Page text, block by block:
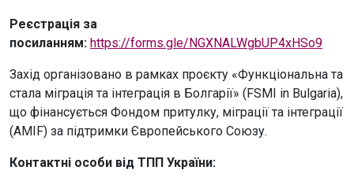
Реєстрація за
посиланням: https://forms.gle/NGXNALWgbUP4xHSo9
Захід організовано в рамках проєкту «Функціональна та
стала міграція та інтеграція в Болгарії» (FSMI in Bulgaria),
що фінансується Фондом притулку, міграції та інтеграції
(AMIF) за підтримки Європейського Союзу.
Контактні особи від ТПП України: